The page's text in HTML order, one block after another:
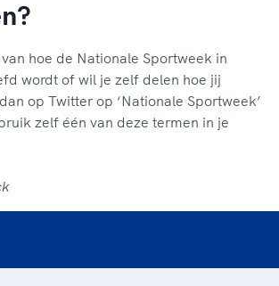
hoe de Nationale Sportweek in
wordt of wil je zelf delen hoe jij
op Twitter op ‘Nationale Sportweek’
zelf één van deze termen in je